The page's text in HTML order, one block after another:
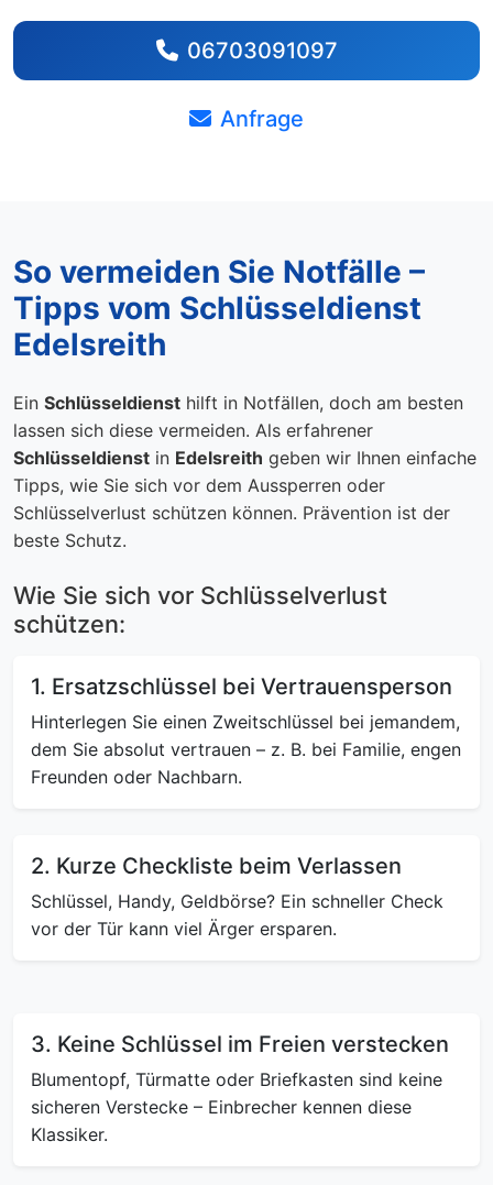
06703091097
Anfrage
So vermeiden Sie Notfälle –
Tipps vom Schlüsseldienst
Edelsreith
Ein Schlüsseldienst hilft in Notfällen, doch am besten
lassen sich diese vermeiden. Als erfahrener
Schlüsseldienst in Edelsreith geben wir Ihnen einfache
Tipps, wie Sie sich vor dem Aussperren oder
Schlüsselverlust schützen können. Prävention ist der
beste Schutz.
Wie Sie sich vor Schlüsselverlust
schützen:
1. Ersatzschlüssel bei Vertrauensperson
Hinterlegen Sie einen Zweitschlüssel bei jemandem,
dem Sie absolut vertrauen – z. B. bei Familie, engen
Freunden oder Nachbarn.
2. Kurze Checkliste beim Verlassen
Schlüssel, Handy, Geldbörse? Ein schneller Check
vor der Tür kann viel Ärger ersparen.
3. Keine Schlüssel im Freien verstecken
Blumentopf, Türmatte oder Briefkasten sind keine
sicheren Verstecke – Einbrecher kennen diese
Klassiker.